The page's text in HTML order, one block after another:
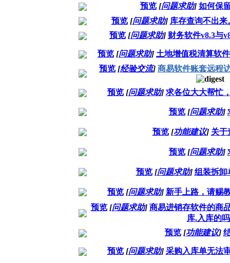
预览 [问题求助] 如何保
预览 [问题求助] 库存查询不出来
预览 [问题求助] 财务软件v8.3与
预览 [问题求助] 土地增值税清算软
预览 [经验交流] 商易软件账套远程
预览 [问题求助] 求各位大大帮忙
预览 [问题求助]
预览 [功能建议] 关于
预览 [问题求助]
预览 [问题求助] 组装拆卸
预览 [问题求助] 新手上路，请赐
预览 [问题求助] 商易进销存软件的商
库.入库的
预览 [功能建议]
预览 [问题求助] 采购入库单无法